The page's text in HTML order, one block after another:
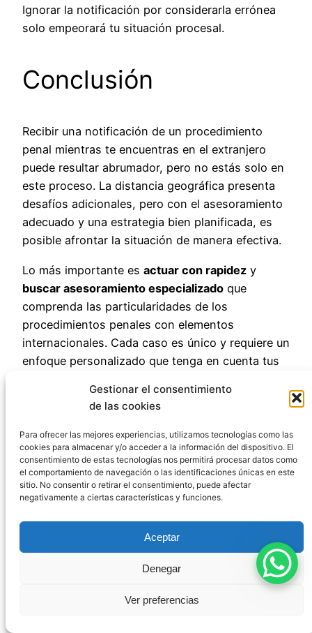
Gestionar el consentimiento
de las cookies
Para ofrecer las mejores experiencias, utilizamos tecnologías como las
cookies para almacenar y/o acceder a la información del dispositivo. El
consentimiento de estas tecnologías nos permitirá procesar datos como
el comportamiento de navegación o las identificaciones únicas en este
sitio. No consentir o retirar el consentimiento, puede afectar
negativamente a ciertas características y funciones.
Aceptar
Denegar
Ver preferencias
Ignorar la notificación por considerarla errónea
solo empeorará tu situación procesal.
Conclusión
Recibir una notificación de un procedimiento
penal mientras te encuentras en el extranjero
puede resultar abrumador, pero no estás solo en
este proceso. La distancia geográfica presenta
desafíos adicionales, pero con el asesoramiento
adecuado y una estrategia bien planificada, es
posible afrontar la situación de manera efectiva.
Lo más importante es actuar con rapidez y
buscar asesoramiento especializado que
comprenda las particularidades de los
procedimientos penales con elementos
internacionales. Cada caso es único y requiere un
enfoque personalizado que tenga en cuenta tus
En CódigoPenalEspaña estamos preparados para
encuentres. Nuestra experiencia en la gestión de
casos similares nos permite ofrecerte la
tranquilidad de saber que tu defensa está en
manos expertas, minimizando el impacto que